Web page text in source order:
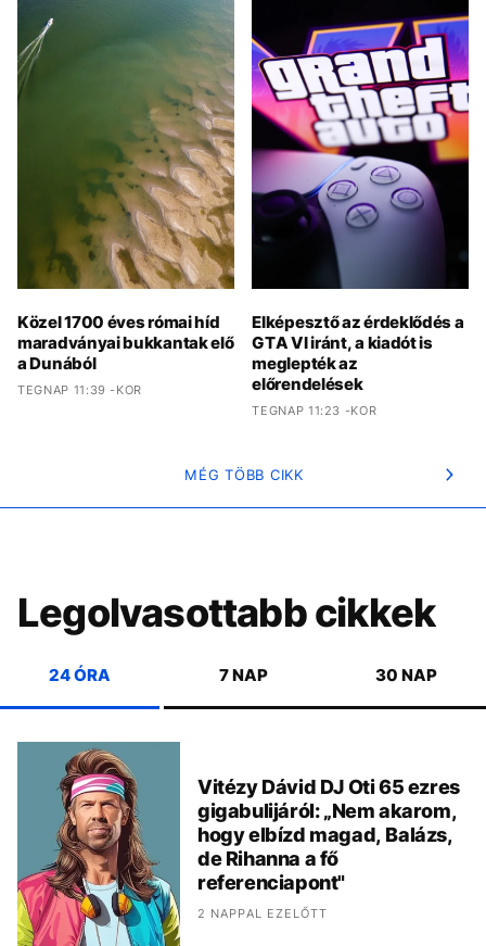
Közel 1700 éves római híd
maradványai bukkantak elő
a Dunából
TEGNAP 11:39 -KOR
Elképesztő az érdeklődés a
GTA VI iránt, a kiadót is
meglepték az
előrendelések
TEGNAP 11:23 -KOR
MÉG TÖBB CIKK
Legolvasottabb cikkek
24 ÓRA 7 NAP 30 NAP
Vitézy Dávid DJ Oti 65 ezres
gigabulijáról: „Nem akarom,
hogy elbízd magad, Balázs,
de Rihanna a fő
referenciapont"
2 NAPPAL EZELŐTT